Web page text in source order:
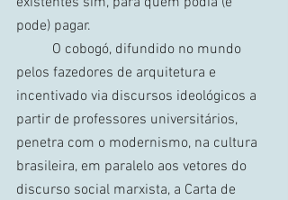
pode) pagar.
pelos fazedores de arquitetura e
incentivado via discursos ideológicos a
partir de professores universitários,
penetra com o modernismo, na cultura
brasileira, em paralelo aos vetores do
discurso social marxista, a Carta de